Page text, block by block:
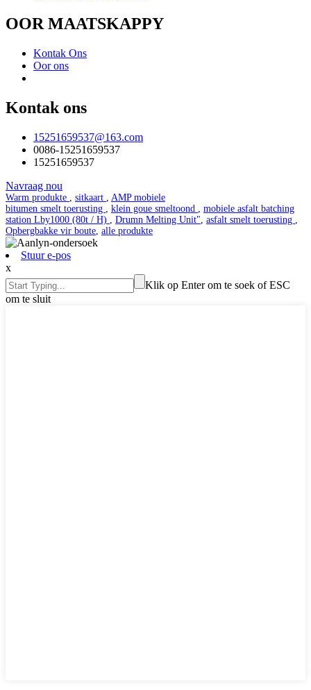
OOR MAATSKAPPY
Kontak Ons
Oor ons
Kontak ons
15251659537@163.com
0086-15251659537
15251659537
Navraag nou
Warm produkte sitkaart
AMP mobiele
bitumen smelt toerusting
klein goue smeltoond
mobiele asfalt batching
station Lby1000 (80t / H)
Drumn Melting Unit" asfalt smelt toerusting
Opbergbakke vir boute alle produkte
Stuur e-pos
x
Klik op Enter om te soek of ESC
om te sluit